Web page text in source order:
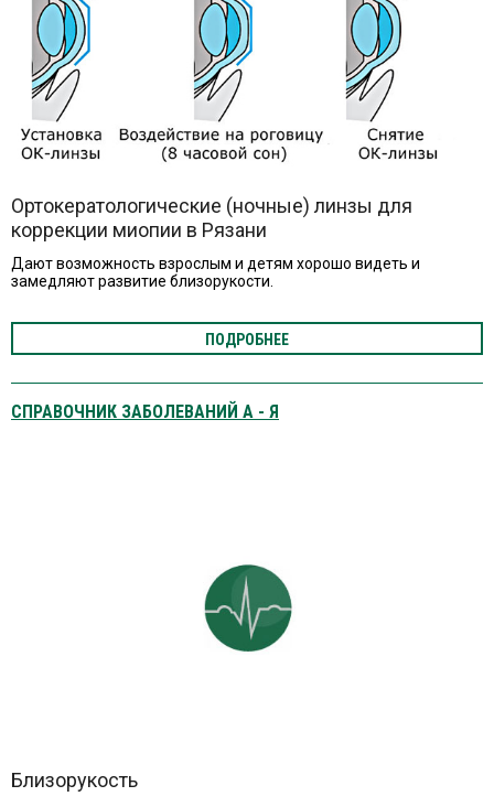
Ортокератологические (ночные) линзы для
коррекции миопии в Рязани
Дают возможность взрослым и детям хорошо видеть и
замедляют развитие близорукости.
ПОДРОБНЕЕ
СПРАВОЧНИК ЗАБОЛЕВАНИЙ А - Я
Близорукость